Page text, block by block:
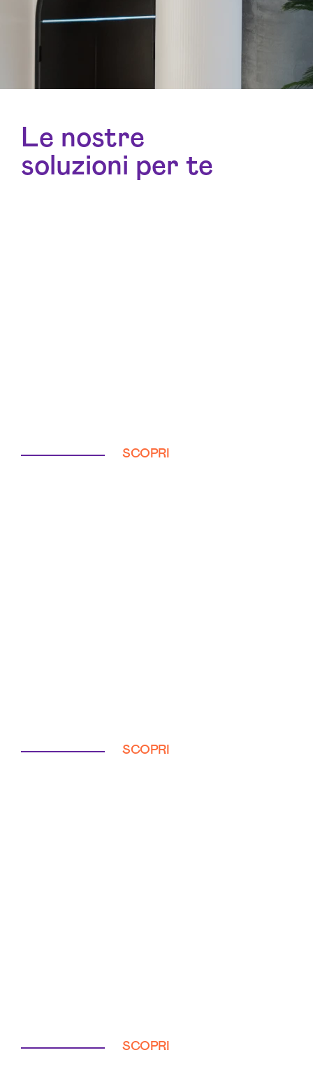
Le nostre
soluzioni per te
SCOPRI
SCOPRI
SCOPRI